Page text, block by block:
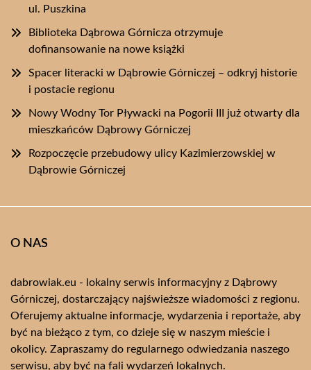
ul. Puszkina
Biblioteka Dąbrowa Górnicza otrzymuje
dofinansowanie na nowe książki
Spacer literacki w Dąbrowie Górniczej – odkryj historie
i postacie regionu
Nowy Wodny Tor Pływacki na Pogorii III już otwarty dla
mieszkańców Dąbrowy Górniczej
Rozpoczęcie przebudowy ulicy Kazimierzowskiej w
Dąbrowie Górniczej
O NAS
dabrowiak.eu - lokalny serwis informacyjny z Dąbrowy
Górniczej, dostarczający najświeższe wiadomości z regionu.
Oferujemy aktualne informacje, wydarzenia i reportaże, aby
być na bieżąco z tym, co dzieje się w naszym mieście i
okolicy. Zapraszamy do regularnego odwiedzania naszego
serwisu, aby być na fali wydarzeń lokalnych.